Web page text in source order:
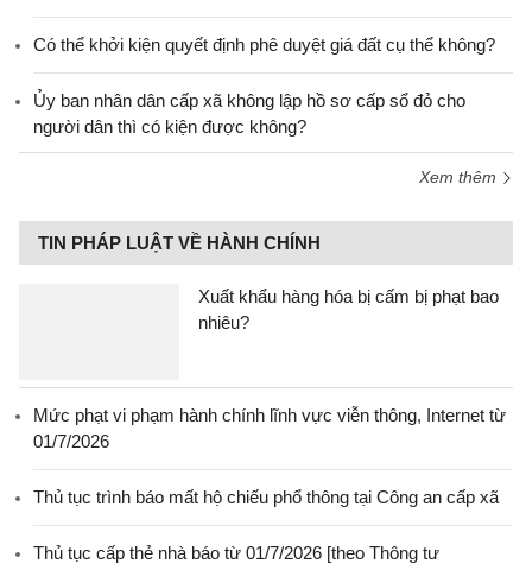
Có thể khởi kiện quyết định phê duyệt giá đất cụ thể không?
Ủy ban nhân dân cấp xã không lập hồ sơ cấp sổ đỏ cho
người dân thì có kiện được không?
Xem thêm
TIN PHÁP LUẬT VỀ HÀNH CHÍNH
Xuất khẩu hàng hóa bị cấm bị phạt bao
nhiêu?
Mức phạt vi phạm hành chính lĩnh vực viễn thông, Internet từ
01/7/2026
Thủ tục trình báo mất hộ chiếu phổ thông tại Công an cấp xã
Thủ tục cấp thẻ nhà báo từ 01/7/2026 [theo Thông tư